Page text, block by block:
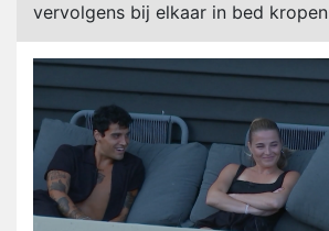
vervolgens bij elkaar in bed kropen